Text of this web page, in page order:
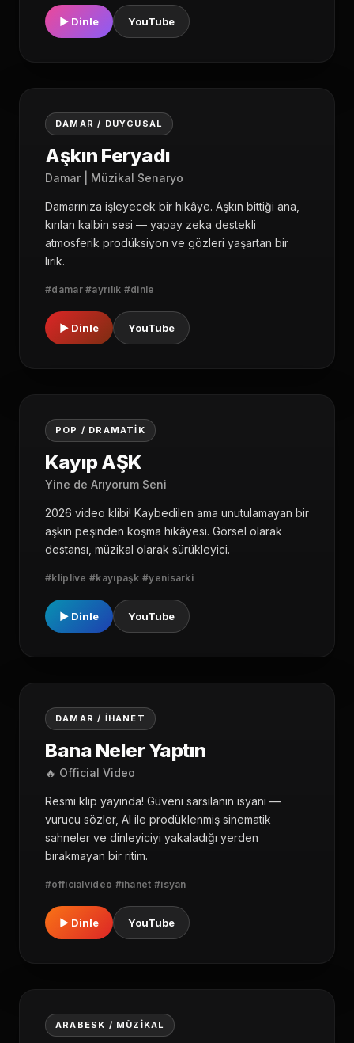
▶ Dinle YouTube
02
DAMAR / DUYGUSAL
Aşkın Feryadı
Damar | Müzikal Senaryo
Damarınıza işleyecek bir hikâye. Aşkın bittiği ana,
kırılan kalbin sesi — yapay zeka destekli
atmosferik prodüksiyon ve gözleri yaşartan bir
lirik.
#damar #ayrılık #dinle
▶ Dinle YouTube
03
POP / DRAMATIK
Kayıp AŞK
Yine de Arıyorum Seni
2026 video klibi! Kaybedilen ama unutulamayan bir
aşkın peşinden koşma hikâyesi. Görsel olarak
destansı, müzikal olarak sürükleyici.
#kliplive #kayıpaşk #yenisarki
▶ Dinle YouTube
04
DAMAR / İHANET
Bana Neler Yaptın
🔥 Official Video
Resmi klip yayında! Güveni sarsılanın isyanı —
vurucu sözler, AI ile prodüklenmiş sinematik
sahneler ve dinleyiciyi yakaladığı yerden
bırakmayan bir ritim.
#officialvideo #ihanet #isyan
▶ Dinle YouTube
05
ARABESK / MÜZIKAL